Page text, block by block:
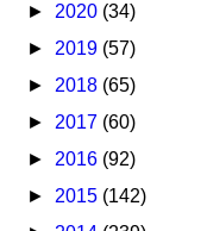
► 2020 (34)
► 2019 (57)
► 2018 (65)
► 2017 (60)
► 2016 (92)
► 2015 (142)